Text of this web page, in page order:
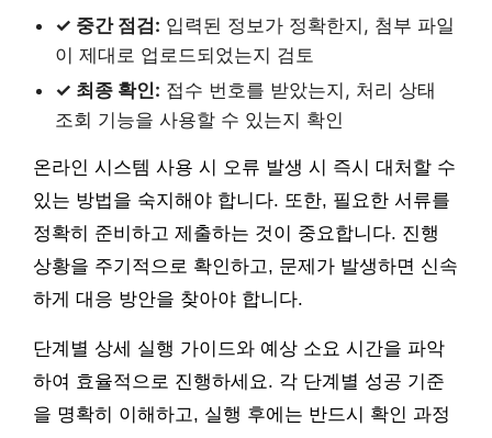
✓ 중간 점검: 입력된 정보가 정확한지, 첨부 파일
이 제대로 업로드되었는지 검토
✓ 최종 확인: 접수 번호를 받았는지, 처리 상태
조회 기능을 사용할 수 있는지 확인
온라인 시스템 사용 시 오류 발생 시 즉시 대처할 수
있는 방법을 숙지해야 합니다. 또한, 필요한 서류를
정확히 준비하고 제출하는 것이 중요합니다. 진행
상황을 주기적으로 확인하고, 문제가 발생하면 신속
하게 대응 방안을 찾아야 합니다.
단계별 상세 실행 가이드와 예상 소요 시간을 파악
하여 효율적으로 진행하세요. 각 단계별 성공 기준
을 명확히 이해하고, 실행 후에는 반드시 확인 과정